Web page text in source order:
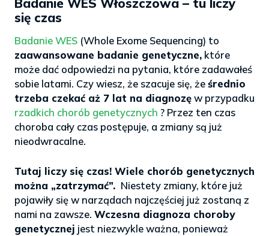
Badanie WES Włoszczowa – tu liczy
się czas
Badanie WES (Whole Exome Sequencing) to
zaawansowane badanie genetyczne, które
może dać odpowiedzi na pytania, które zadawałeś
sobie latami. Czy wiesz, że szacuje się, żeśrednio
trzeba czekać aż 7 lat na diagnozęw przypadku
rzadkich chorób genetycznych ? Przez ten czas
choroba cały czas postępuje, a zmiany są już
nieodwracalne.
Tutaj liczy się czas! Wiele chorób genetycznych
można „zatrzymać”. Niestety zmiany, które już
pojawiły się w narządach najczęściej już zostaną z
nami na zawsze. Wczesna diagnoza choroby
genetycznej jest niezwykle ważna, ponieważ